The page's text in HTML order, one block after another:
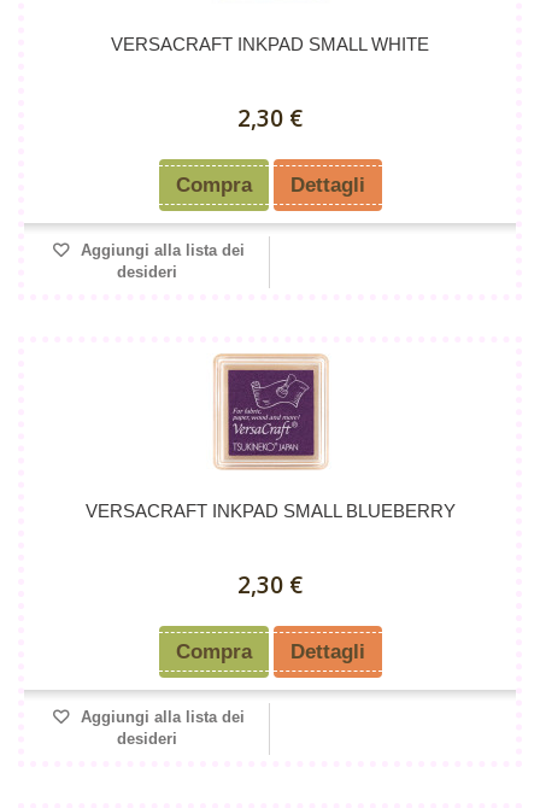
VERSACRAFT INKPAD SMALL WHITE
2,30 €
Compra Dettagli
Aggiungi alla lista dei
desideri
VERSACRAFT INKPAD SMALL BLUEBERRY
2,30 €
Compra Dettagli
Aggiungi alla lista dei
desideri